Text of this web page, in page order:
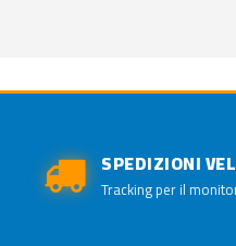
SPEDIZIONI
Tracking per il